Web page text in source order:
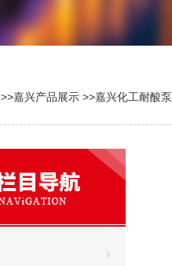
>>嘉兴产品展示 >>嘉兴化工耐酸泵